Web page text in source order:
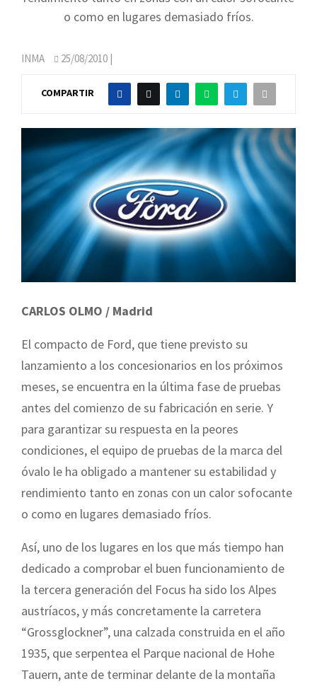
o como en lugares demasiado fríos.
INMA 25/08/2010 |
COMPARTIR
CARLOS OLMO / Madrid
El compacto de Ford, que tiene previsto su
lanzamiento a los concesionarios en los próximos
meses, se encuentra en la última fase de pruebas
antes del comienzo de su fabricación en serie. Y
para garantizar su respuesta en la peores
condiciones, el equipo de pruebas de la marca del
óvalo le ha obligado a mantener su estabilidad y
rendimiento tanto en zonas con un calor sofocante
o como en lugares demasiado fríos.
Así, uno de los lugares en los que más tiempo han
dedicado a comprobar el buen funcionamiento de
la tercera generación del Focus ha sido los Alpes
austríacos, y más concretamente la carretera
“Grossglockner”, una calzada construida en el año
1935, que serpentea el Parque nacional de Hohe
Tauern, ante de terminar delante de la montaña